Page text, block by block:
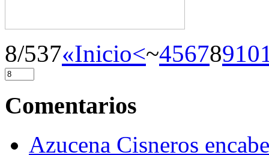
8/537«Inicio<~45678910
Comentarios
Azucena Cisneros